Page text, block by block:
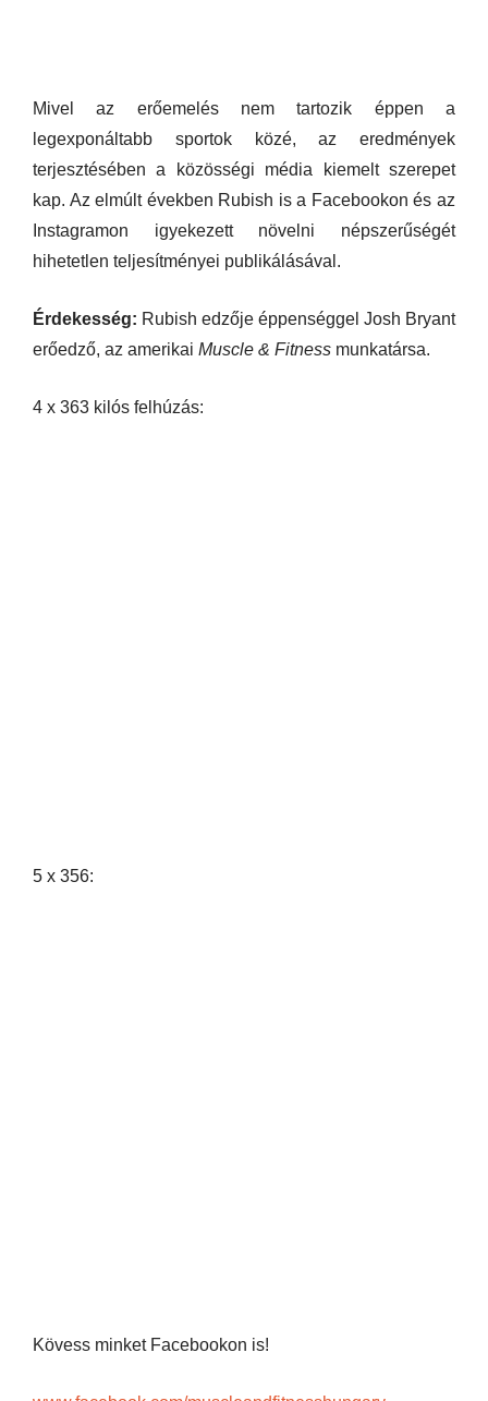
Mivel az erőemelés nem tartozik éppen a
legexponáltabb sportok közé, az eredmények
terjesztésében a közösségi média kiemelt szerepet
kap. Az elmúlt években Rubish is a Facebookon és az
Instagramon igyekezett növelni népszerűségét
hihetetlen teljesítményei publikálásával.
Érdekesség: Rubish edzője éppenséggel Josh Bryant
erőedző, az amerikai Muscle & Fitness munkatársa.
4 x 363 kilós felhúzás:
5 x 356:
Kövess minket Facebookon is!